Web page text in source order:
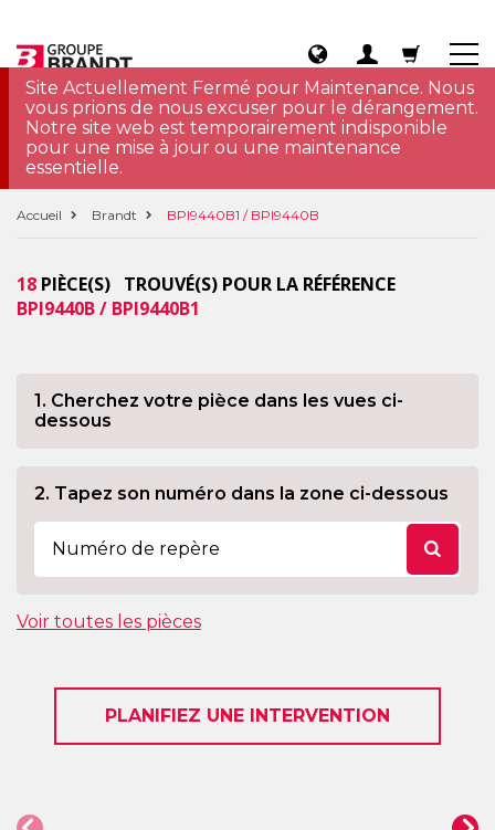
Site Actuellement Fermé pour Maintenance. Nous
vous prions de nous excuser pour le dérangement.
Notre site web est temporairement indisponible
pour une mise à jour ou une maintenance
essentielle.
Accueil Brandt BPI9440B1 / BPI9440B
18 PIÈCE(S) TROUVÉ(S) POUR LA RÉFÉRENCE
BPI9440B / BPI9440B1
1. Cherchez votre pièce dans les vues ci-
dessous
2. Tapez son numéro dans la zone ci-dessous
Voir toutes les pièces
PLANIFIEZ UNE INTERVENTION